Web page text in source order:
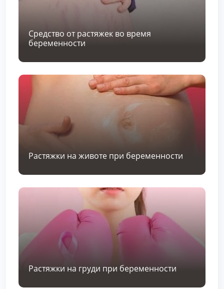
Средство от растяжек во время
беременности
Растяжки на животе при беременности
Растяжки на груди при беременности